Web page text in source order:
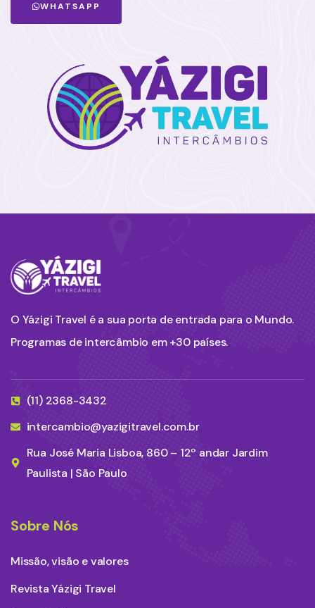
WHATSAPP
O Yázigi Travel é a sua porta de entrada para o Mundo.
Programas de intercâmbio em +30 países.
(11) 2368-3432
intercambio@yazigitravel.com.br
Rua José Maria Lisboa, 860 – 12º andar Jardim
Paulista | São Paulo
Sobre Nós
Missão, visão e valores
Revista Yázigi Travel